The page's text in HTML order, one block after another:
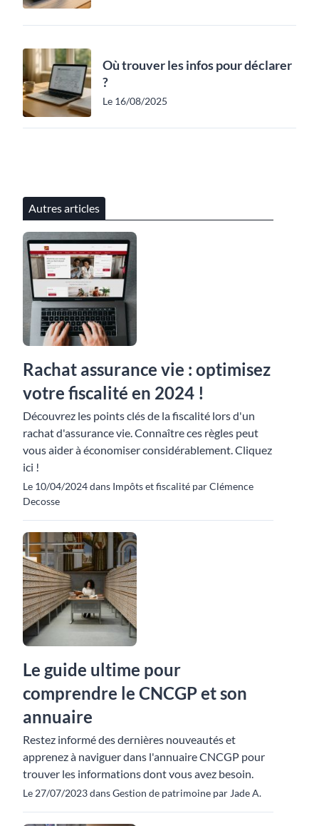
Où trouver les infos pour déclarer
?
Le 16/08/2025
Autres articles
Rachat assurance vie : optimisez
votre fiscalité en 2024 !
Découvrez les points clés de la fiscalité lors d'un
rachat d'assurance vie. Connaître ces règles peut
vous aider à économiser considérablement. Cliquez
ici !
Le 10/04/2024 dans Impôts et fiscalité par Clémence
Decosse
Le guide ultime pour
comprendre le CNCGP et son
annuaire
Restez informé des dernières nouveautés et
apprenez à naviguer dans l'annuaire CNCGP pour
trouver les informations dont vous avez besoin.
Le 27/07/2023 dans Gestion de patrimoine par Jade A.